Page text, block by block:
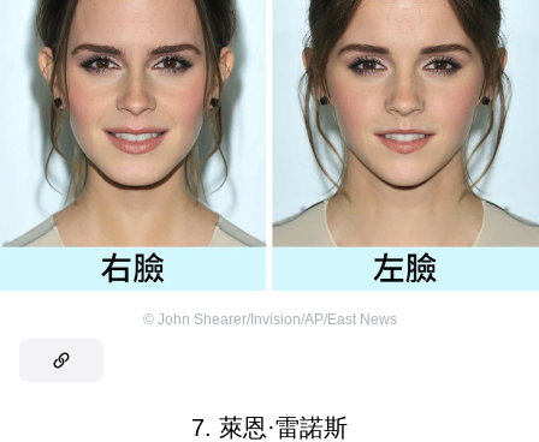
© John Shearer/Invision/AP/East News
7. 萊恩·雷諾斯